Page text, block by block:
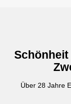
Schönheit
Über 28 Jahre